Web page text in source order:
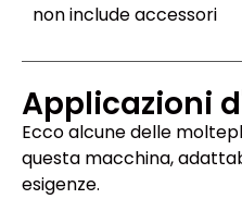
non include accessori
Applicazioni
Ecco alcune delle
questa macchina,
esigenze.